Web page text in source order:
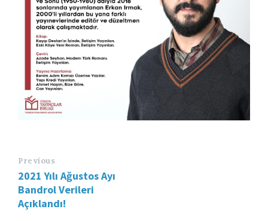
Previous
2021 Yılı Ağustos Ayı
Bandrol Verileri
Açıklandı!